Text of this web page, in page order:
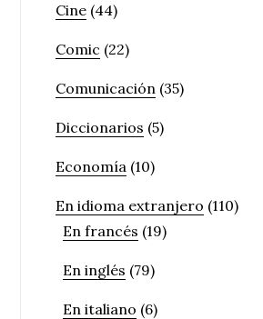
Cine (44)
Comic (22)
Comunicación (35)
Diccionarios (5)
Economía (10)
En idioma extranjero (110)
En francés (19)
En inglés (79)
En italiano (6)